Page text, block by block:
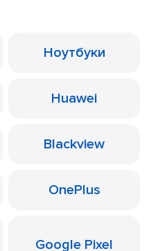
Ноутбуки
Huawei
Blackview
OnePlus
Google Pixel